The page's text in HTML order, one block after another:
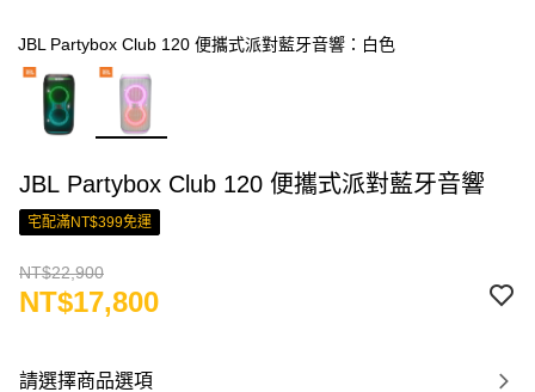
JBL Partybox Club 120 便攜式派對藍牙音響：白色
JBL Partybox Club 120 便攜式派對藍牙音響
宅配滿NT$399免運
NT$22,900
NT$17,800
請選擇商品選項